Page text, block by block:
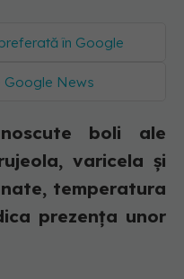
în Google
Google News
boli ale
varicela și
temperatura
prezenţa unor